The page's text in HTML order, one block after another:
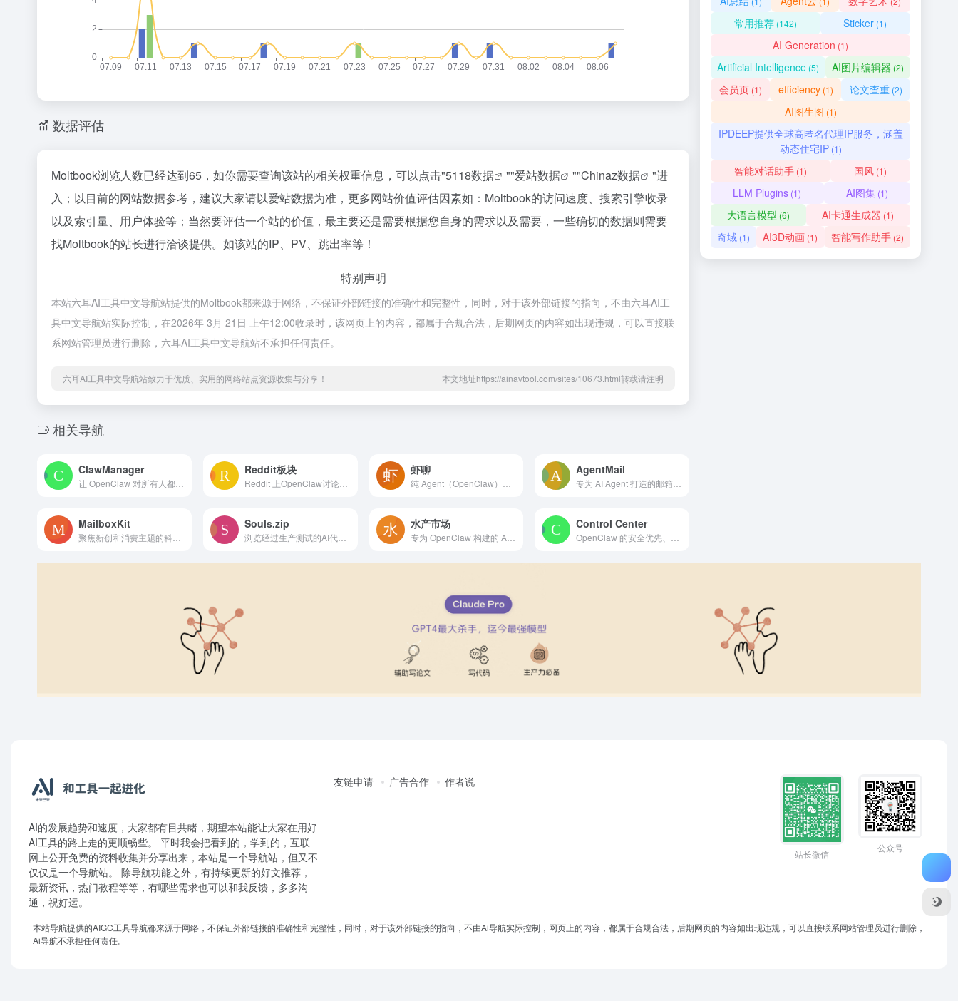
数据评估
Moltbook浏览人数已经达到65，如你需要查询该站的相关权重信息，可以点击"5118数据 ""爱站数据 ""Chinaz数据
"进
入；以目前的网站数据参考，建议大家请以爱站数据为准，更多网站价值评估因素如：Moltbook的访问速度、搜索引擎收录
以及索引量、用户体验等；当然要评估一个站的价值，最主要还是需要根据您自身的需求以及需要，一些确切的数据则需要
找Moltbook的站长进行洽谈提供。如该站的IP、PV、跳出率等！
特别声明
本站六耳AI工具中文导航站提供的Moltbook都来源于网络，不保证外部链接的准确性和完整性，同时，对于该外部链接的指向，不由六耳AI工
具中文导航站实际控制，在2026年 3月 21日 上午12:00收录时，该网页上的内容，都属于合规合法，后期网页的内容如出现违规，可以直接联
系网站管理员进行删除，六耳AI工具中文导航站不承担任何责任。
六耳AI工具中文导航站致力于优质、实用的网络站点资源收集与分享！ 本文地址https://ainavtool.com/sites/10673.html转载请注明
相关导航
ClawManager Reddit板块
Reddit 上OpenClaw讨论板块
虾聊 AgentMail
MailboxKit Souls.zip 水产市场
专为 OpenClaw 构建的 Agent 进化生态平台，该...
Control Center
常用推荐(142) Sticker (1)
AI Generation (1)
Artificial Intelligence (5) AI图片编辑器 (2)
会员页(1) efficiency(1) 论文查重(2)
AI图生图 (1)
IPDEEP提供全球高匿名代理IP服务，涵盖
动态住宅IP(1)
智能对话助手 (1) 国风 (1)
LLM Plugins (1) AI图集(1)
大语言模型 (6) AI卡通生成器 (1)
奇域 (1) AI3D动画 (1) 智能写作助手(2)
AI的发展趋势和速度，大家都有目共睹，期望本站能让大家在用好
AI工具的路上走的更顺畅些。 平时我会把看到的，学到的，互联
网上公开免费的资料收集并分享出来，本站是一个导航站，但又不
仅仅是一个导航站。 除导航功能之外，有持续更新的好文推荐，
最新资讯，热门教程等等，有哪些需求也可以和我反馈，多多沟
通，祝好运。
友链申请 广告合作 作者说
站长微信
公众号
本站导航提供的AIGC工具导航都来源于网络，不保证外部链接的准确性和完整性，同时，对于该外部链接的指向，不由Ai导航实际控制，网页上的内容，都属于合规合法，后期网页的内容如出现违规，可以直接联系网站管理员进行删除，
Ai导航不承担任何责任。